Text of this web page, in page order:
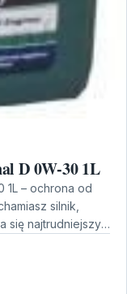
D 0W-30 1L
1L – ochrona od
silnik,
się najtrudniejszy